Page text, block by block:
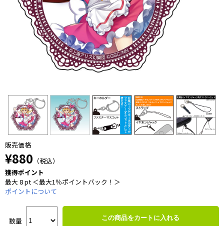
販売価格
¥880 （税込）
獲得ポイント
最大 8 pt ＜最大1％ポイントバック！＞
ポイントについて
数量 この商品をカートに入れる